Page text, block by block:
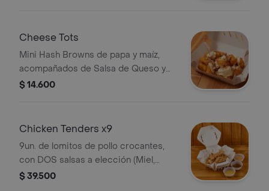
Cheese Tots
Mini Hash Browns de papa y maíz,
acompañados de Salsa de Queso y
cebolla crunchy
$ 14.600
Chicken Tenders x9
9un. de lomitos de pollo crocantes,
con DOS salsas a elección (Miel,
Mostaza BBQ, Salsa Picante o Salsa
$ 39.500